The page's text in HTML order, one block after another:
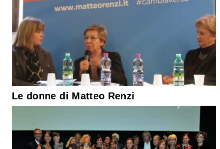
Le donne di Matteo Renzi